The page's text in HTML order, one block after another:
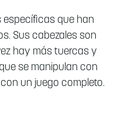
específicas que han
Sus cabezales son
hay más tuercas y
se manipulan con
un juego completo.